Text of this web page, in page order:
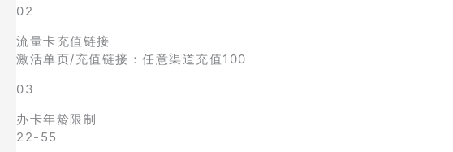
02
流量卡充值链接
激活单页/充值链接：任意渠道充值100
03
办卡年龄限制
22-55